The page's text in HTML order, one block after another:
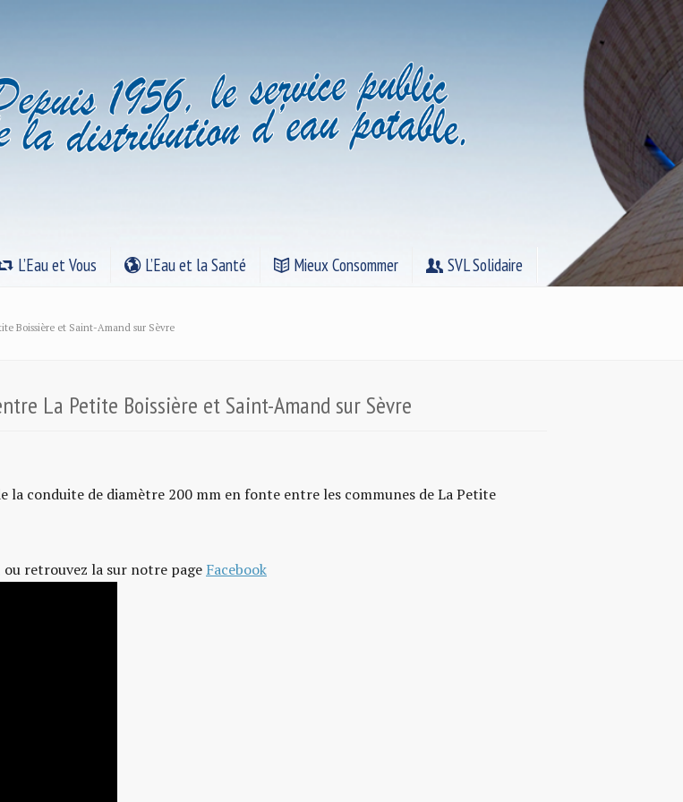
L’Eau et Vous L’Eau et la Santé Mieux Consommer SVL Solidaire
Boissière et Saint-Amand sur Sèvre
La Petite Boissière et Saint-Amand sur Sèvre
la conduite de diamètre 200 mm en fonte entre les communes de La Petite
ou retrouvez la sur notre page Facebook